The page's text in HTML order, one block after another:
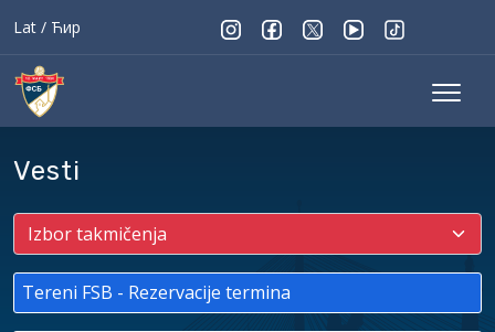
Lat / Ћир
Vesti
Tereni FSB - Rezervacije termina